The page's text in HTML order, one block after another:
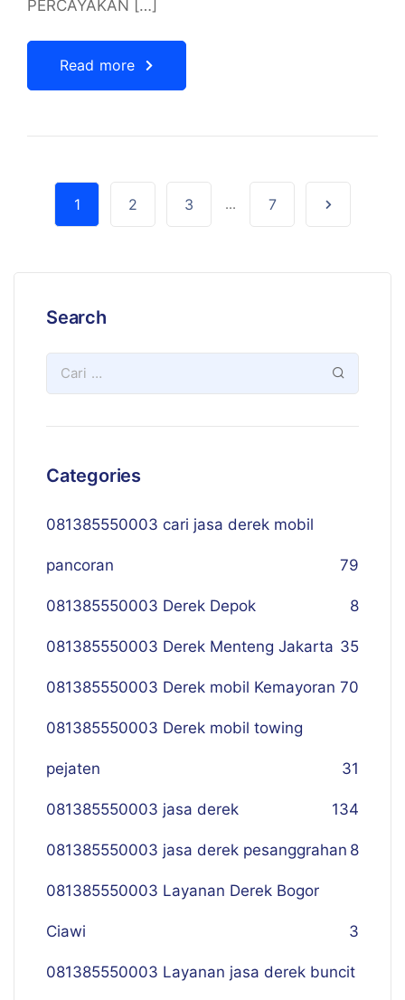
PERCAYAKAN […]
Read more
1 2 3 ... 7
Search
Categories
081385550003 cari jasa derek mobil
pancoran 79
081385550003 Derek Depok 8
081385550003 Derek Menteng Jakarta 35
081385550003 Derek mobil Kemayoran 70
081385550003 Derek mobil towing
pejaten 31
081385550003 jasa derek 134
081385550003 jasa derek pesanggrahan 8
081385550003 Layanan Derek Bogor
Ciawi 3
081385550003 Layanan jasa derek buncit